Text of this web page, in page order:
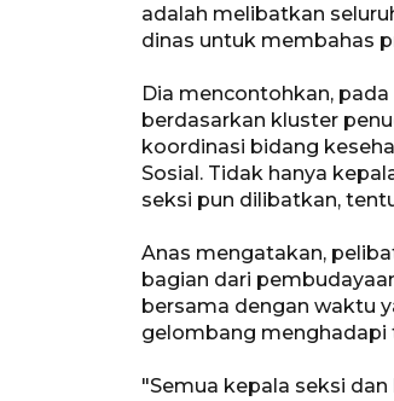
adalah melibatkan
dinas untuk membahas
Dia mencontohkan,
berdasarkan kluster
koordinasi bidang
Sosial. Tidak hanya
seksi pun dilibatkan,
Anas mengatakan,
bagian dari
bersama dengan waktu
gelombang menghadapi
"Semua kepala seksi